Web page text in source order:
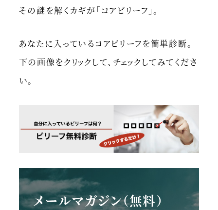
その謎を解くカギが「コアビリーフ」。
あなたに入っているコアビリーフを簡単診断。
下の画像をクリックして、チェックしてみてくださ
い。
メールマガジン（無料）